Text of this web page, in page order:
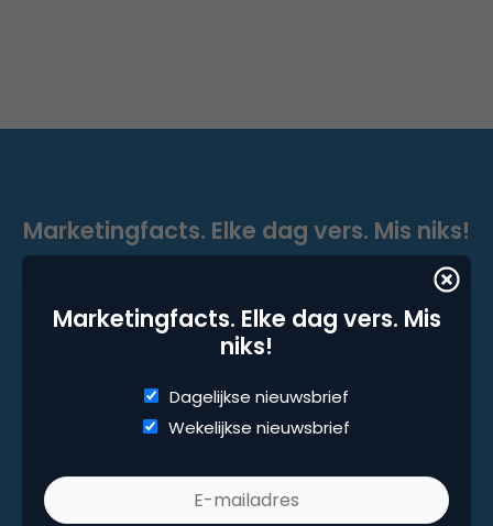
Marketingfacts. Elke dag vers. Mis
niks!
Dagelijkse nieuwsbrief
Wekelijkse nieuwsbrief
Marketingfacts. Elke dag vers. Mis niks!
Wekelijkse nieuwsbrief